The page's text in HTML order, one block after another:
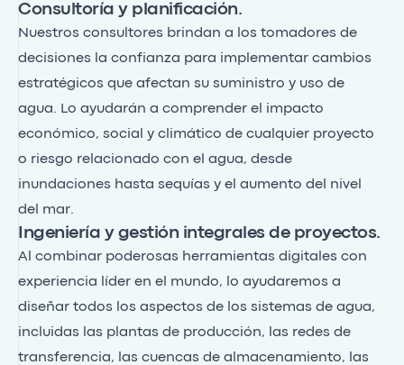
Consultoría y planificación.
Nuestros consultores brindan a los tomadores de
decisiones la confianza para implementar cambios
estratégicos que afectan su suministro y uso de
agua. Lo ayudarán a comprender el impacto
económico, social y climático de cualquier proyecto
o riesgo relacionado con el agua, desde
inundaciones hasta sequías y el aumento del nivel
del mar.
Ingeniería y gestión integrales de proyectos.
Al combinar poderosas herramientas digitales con
experiencia líder en el mundo, lo ayudaremos a
diseñar todos los aspectos de los sistemas de agua,
incluidas las plantas de producción, las redes de
transferencia, las cuencas de almacenamiento, las